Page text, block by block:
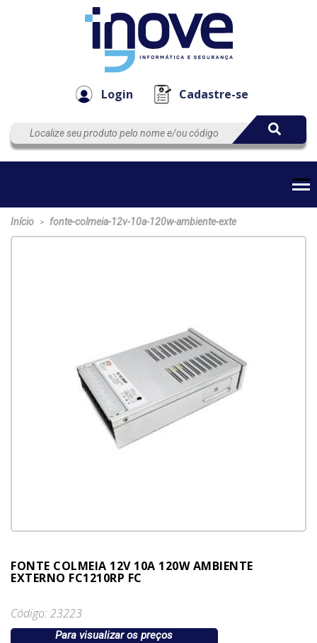
Login Cadastre-se
EmpresaAutomação
Início > fonte-colmeia-12v-10a-120w-ambiente-exte
FONTE COLMEIA 12V 10A 120W AMBIENTE
EXTERNO FC1210RP FC
Código: 23223
Para visualizar os preços